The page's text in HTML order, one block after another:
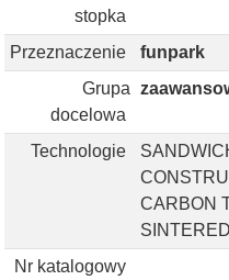
stopka
Przeznaczenie
funpark
Grupa
docelowa
Technologie
CARBON
Nr katalogowy